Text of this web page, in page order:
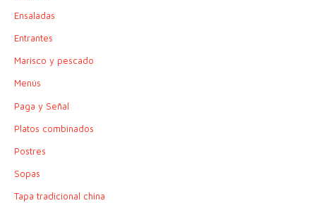
Ensaladas
Entrantes
Marisco y pescado
Menús
Paga y Señal
Platos combinados
Postres
Sopas
Tapa tradicional china